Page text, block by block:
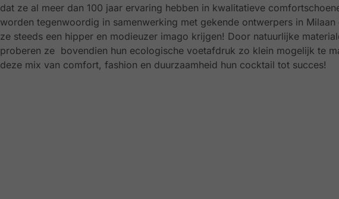
dat ze al meer dan 100 jaar ervaring hebben in kwalitatieve
worden tegenwoordig in samenwerking met gekende ontwerpers in
ze steeds een hipper en modieuzer imago krijgen! Door natuurlijke
proberen ze bovendien hun ecologische voetafdruk zo klein mogelijk te
deze mix van comfort, fashion en duurzaamheid hun cocktail tot succes!